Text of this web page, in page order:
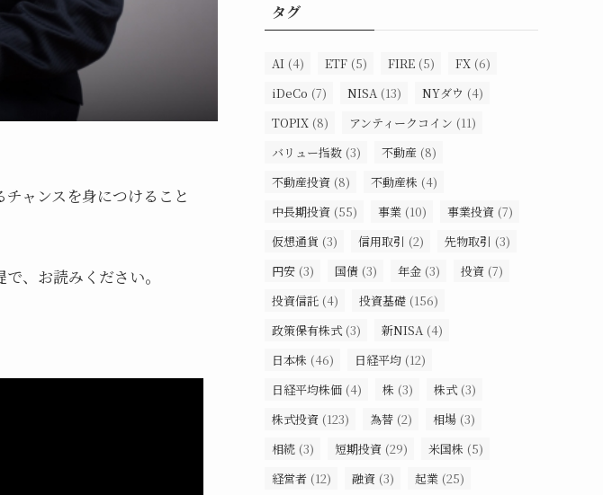
ャンスを身につけること
、お読みください。
タグ
AI (4) ETF (5) FIRE (5) FX (6)
iDeCo (7) NISA (13) NYダウ (4)
TOPIX (8) アンティークコイン (11)
バリュー指数 (3) 不動産 (8)
不動産投資 (8) 不動産株 (4)
中長期投資 (55) 事業 (10) 事業投資 (7)
仮想通貨 (3) 信用取引 (2) 先物取引 (3)
円安 (3) 国債 (3) 年金 (3) 投資 (7)
投資信託 (4) 投資基礎 (156)
政策保有株式 (3) 新NISA (4)
日本株 (46) 日経平均 (12)
日経平均株価 (4) 株 (3) 株式 (3)
株式投資 (123) 為替 (2) 相場 (3)
相続 (3) 短期投資 (29) 米国株 (5)
経営者 (12) 融資 (3) 起業 (25)